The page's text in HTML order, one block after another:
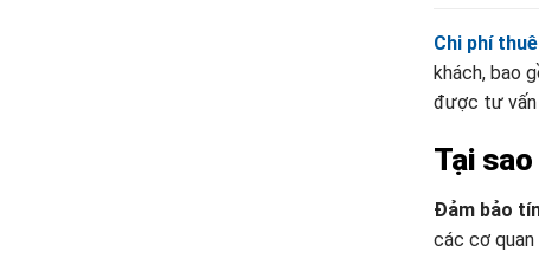
Chi phí
khách, bao
được tư vấn
Tại
Đảm bảo
các cơ quan